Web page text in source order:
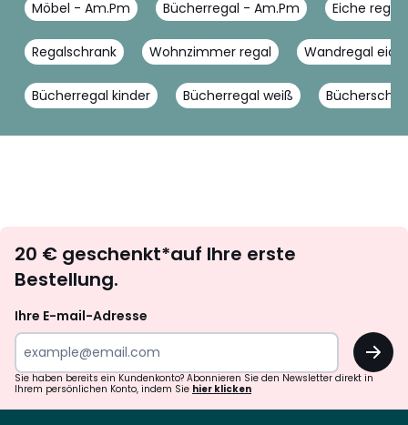
Möbel - Am.Pm Bücherregal - Am.Pm Eiche regal
Regalschrank Wohnzimmer regal Wandregal
Bücherregal kinder Bücherregal weiß
abonnieren
20 € geschenkt*auf Ihre erste
Bestellung.
Ihre E-mail-Adresse
OK
Sie haben bereits ein Kundenkonto? Abonnieren Sie den Newsletter direkt in
Ihrem persönlichen Konto, indem Sie hier klicken